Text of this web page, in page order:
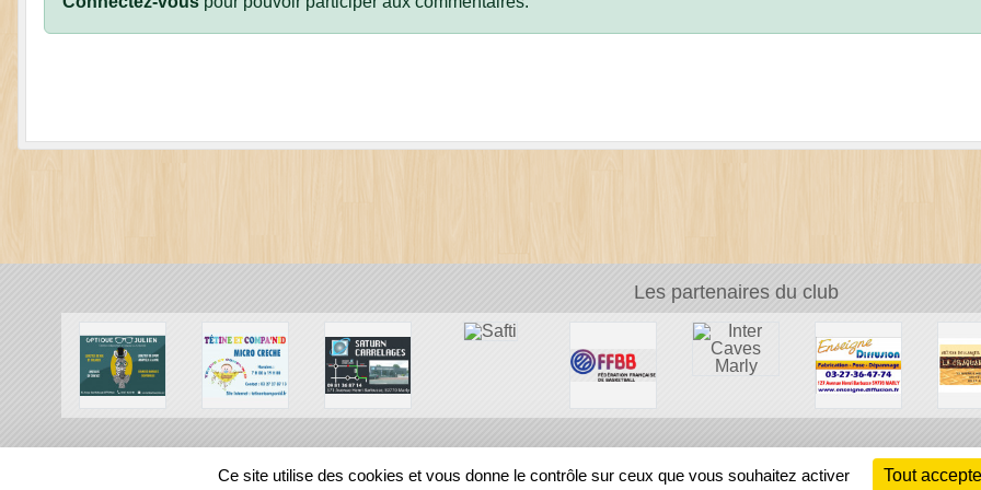
Les partenaires du club
REGIONS
Ce site utilise des cookies et vous donne le contrôle sur ceux que vous souhaitez activer Tout